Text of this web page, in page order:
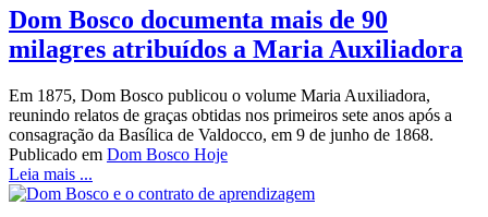
Dom Bosco documenta mais de 90
milagres atribuídos a Maria Auxiliadora
Em 1875, Dom Bosco publicou o volume Maria Auxiliadora,
reunindo relatos de graças obtidas nos primeiros sete anos após a
consagração da Basílica de Valdocco, em 9 de junho de 1868.
Publicado em Dom Bosco Hoje
Leia mais ...